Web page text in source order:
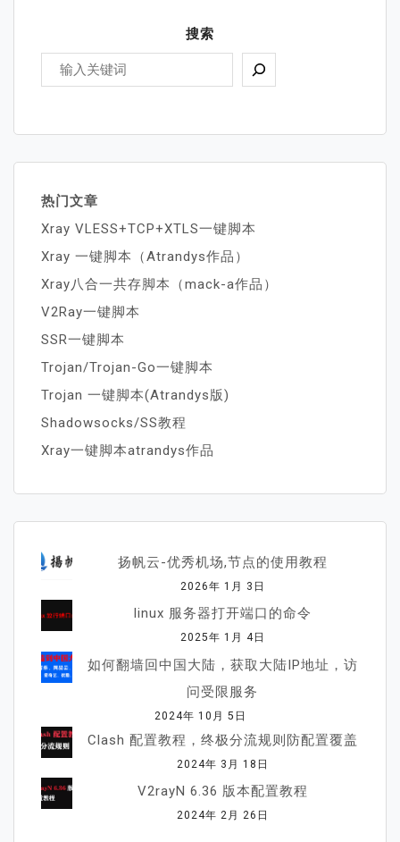
搜索
热门文章
Xray VLESS+TCP+XTLS一键脚本
Xray 一键脚本（Atrandys作品）
Xray八合一共存脚本（mack-a作品）
V2Ray一键脚本
SSR一键脚本
Trojan/Trojan-Go一键脚本
Trojan 一键脚本(Atrandys版)
Shadowsocks/SS教程
Xray一键脚本atrandys作品
扬帆云-优秀机场,节点的使用教程
2026年 1月 3日
linux 服务器打开端口的命令
2025年 1月 4日
如何翻墙回中国大陆，获取大陆IP地址，访
问受限服务
2024年 10月 5日
Clash 配置教程，终极分流规则防配置覆盖
2024年 3月 18日
V2rayN 6.36 版本配置教程
2024年 2月 26日